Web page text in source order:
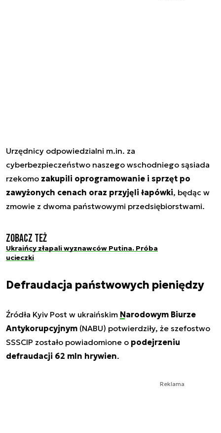
Urzędnicy odpowiedzialni m.in. za
cyberbezpieczeństwo naszego wschodniego sąsiada
rzekomo zakupili oprogramowanie i sprzęt po
zawyżonych cenach oraz przyjęli łapówki, będąc w
zmowie z dwoma państwowymi przedsiębiorstwami.
Zobacz też
Ukraińcy złapali wyznawców Putina. Próba
ucieczki
Defraudacja państwowych pieniędzy
Źródła Kyiv Post w ukraińskim Narodowym Biurze
Antykorupcyjnym (NABU) potwierdziły, że szefostwo
SSSCIP zostało powiadomione o podejrzeniu
defraudacji 62 mln hrywien.
Reklama